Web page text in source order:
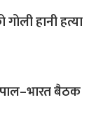
गोली हानी हत्या
बैठक